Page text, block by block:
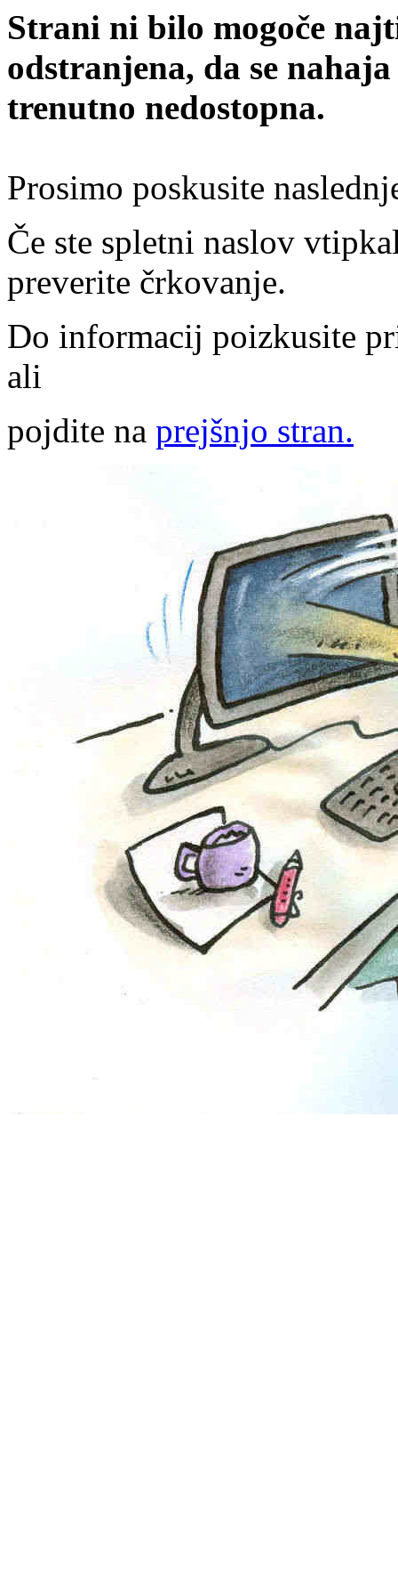
Strani ni bilo mogoče
odstranjena, da se
trenutno nedostopna.
Prosimo poskusite
Če ste spletni naslov
preverite črkovanje.
Do informacij poizkusite
ali
pojdite na prejšnjo stran.